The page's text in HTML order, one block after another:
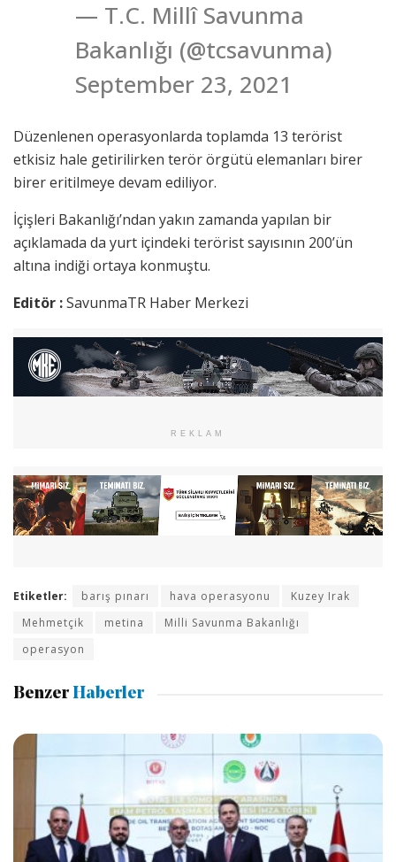
— T.C. Millî Savunma
Bakanlığı (@tcsavunma)
September 23, 2021
Düzenlenen operasyonlarda toplamda 13 terörist
etkisiz hale getirilirken terör örgütü elemanları birer
birer eritilmeye devam ediliyor.
İçişleri Bakanlığı’ndan yakın zamanda yapılan bir
açıklamada da yurt içindeki terörist sayısının 200’ün
altına indiği ortaya konmuştu.
Editör :SavunmaTR Haber Merkezi
REKLAM
Etiketler: barış pınarı hava operasyonu
Kuzey Irak
Mehmetçik
metina
Milli Savunma Bakanlığı
operasyon
Benzer Haberler